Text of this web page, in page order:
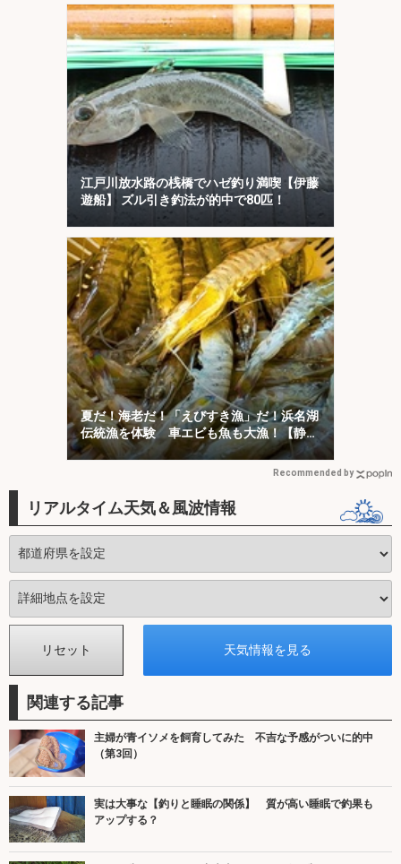
江戸川放水路の桟橋でハゼ釣り満喫【伊藤
遊船】 ズル引き釣法が的中で80匹！
夏だ！海老だ！「えびすき漁」だ！浜名湖
伝統漁を体験 車エビも魚も大漁！【静
岡】
Recommended by
リアルタイム天気＆風波情報
関連する記事
主婦が青イソメを飼育してみた 不吉な予感がついに的中
（第3回）
実は大事な【釣りと睡眠の関係】 質が高い睡眠で釣果も
アップする？